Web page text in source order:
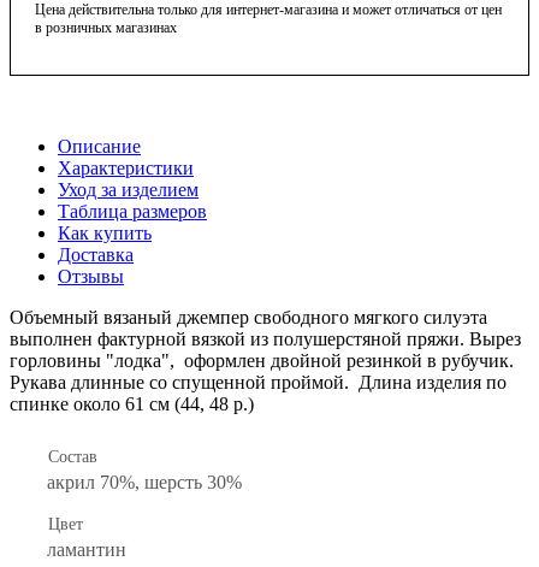
Цена действительна только для интернет-магазина и может отличаться от цен
в розничных магазинах
Описание
Характеристики
Уход за изделием
Таблица размеров
Как купить
Доставка
Отзывы
Объемный вязаный джемпер свободного мягкого силуэта
выполнен фактурной вязкой из полушерстяной пряжи. Вырез
горловины "лодка", оформлен двойной резинкой в рубучик.
Рукава длинные со спущенной проймой. Длина изделия по
спинке около 61 см (44, 48 р.)
Состав
акрил 70%, шерсть 30%
Цвет
ламантин